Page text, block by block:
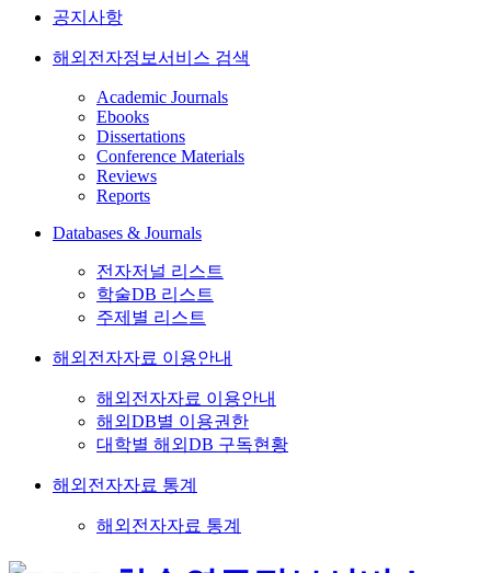
공지사항
해외전자정보서비스 검색
Academic Journals
Ebooks
Dissertations
Conference Materials
Reviews
Reports
Databases & Journals
전자저널 리스트
학술DB 리스트
주제별 리스트
해외전자자료 이용안내
해외전자자료 이용안내
해외DB별 이용권한
대학별 해외DB 구독현황
해외전자자료 통계
해외전자자료 통계